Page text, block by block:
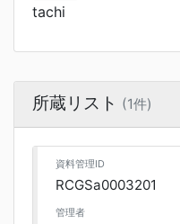
tachi
所蔵リスト (1件)
資料管理ID
RCGSa0003201
管理者